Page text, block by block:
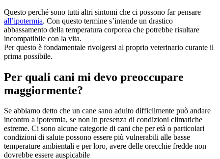
Questo perché sono tutti altri sintomi che ci possono far pensare
all’ipotermia. Con questo termine s’intende un drastico
abbassamento della temperatura corporea che potrebbe risultare
incompatibile con la vita.
Per questo è fondamentale rivolgersi al proprio veterinario curante il
prima possibile.
Per quali cani mi devo preoccupare
maggiormente?
Se abbiamo detto che un cane sano adulto difficilmente può andare
incontro a ipotermia, se non in presenza di condizioni climatiche
estreme. Ci sono alcune categorie di cani che per età o particolari
condizioni di salute possono essere più vulnerabili alle basse
temperature ambientali e per loro, avere delle orecchie fredde non
dovrebbe essere auspicabile